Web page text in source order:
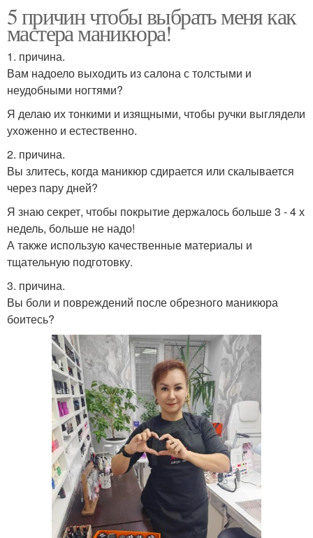
5 причин чтобы выбрать меня как
мастера маникюра!
1. причина.
Вам надоело выходить из салона с толстыми и
неудобными ногтями?
Я делаю их тонкими и изящными, чтобы ручки выглядели
ухоженно и естественно.
2. причина.
Вы злитесь, когда маникюр сдирается или скалывается
через пару дней?
Я знаю секрет, чтобы покрытие держалось больше 3 - 4 х
недель, больше не надо!
А также использую качественные материалы и
тщательную подготовку.
3. причина.
Вы боли и повреждений после обрезного маникюра
боитесь?